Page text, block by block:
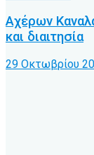
Αχέρων
και διαιτησία
29 Οκτωβρίου